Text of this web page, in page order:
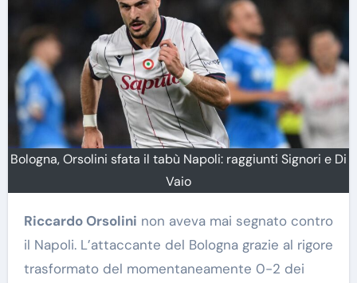
Bologna, Orsolini sfata il tabù Napoli: raggiunti Signori e Di
Vaio
Riccardo Orsolini non aveva mai segnato contro
il Napoli. L’attaccante del Bologna grazie al rigore
trasformato del momentaneamente 0-2 dei